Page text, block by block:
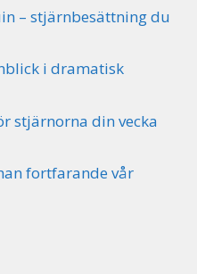
– stjärnbesättning du
i dramatisk
stjärnorna din vecka
fortfarande vår